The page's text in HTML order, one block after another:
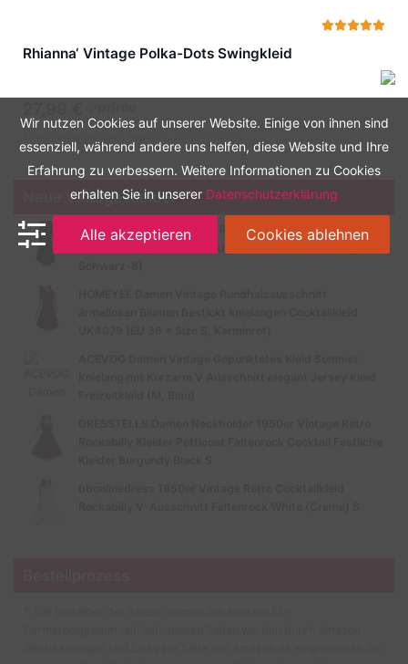
Rhianna‘ Vintage Polka-Dots Swingkleid
Neue Vintage Kleider
HOMEYEE Damen Vintage Rundhalsausschnitt 3/4 Ärmel
Retro Knielanges Cocktailkleid A135 (EU 40 = Size L,
Wir nutzen Cookies auf unserer Website. Einige von ihnen sind
essenziell, während andere uns helfen, diese Website und Ihre
Erfahrung zu verbessern. Weitere Informationen zu Cookies
erhalten Sie in unserer Datenschutzerklärung
Alle akzeptieren Cookies ablehnen